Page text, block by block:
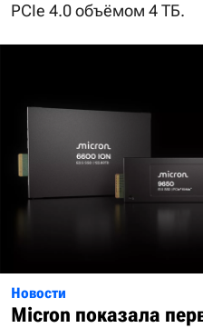
PCIe 4.0 объёмом 4 ТБ.
Новости
Micron показала